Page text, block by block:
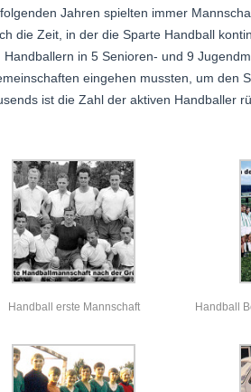
Jahren spielten immer
die Zeit, in der die Sparte Handball
Handballern in 5 Senioren- und 9
eingehen mussten, um den
ist die Zahl der aktiven Handballer
Handball erste Mannschaft Handball